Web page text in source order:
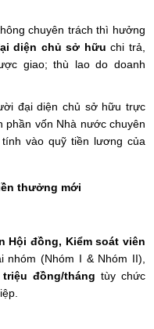
chuyên trách thì hưởng
diện chủ sở hữu chi trả,
giao; thù lao do doanh
đại diện chủ sở hữu trực
phần vốn Nhà nước chuyên
vào quỹ tiền lương của
thưởng mới
Hội đồng, Kiểm soát viên
nhóm (Nhóm I & Nhóm II),
đồng/tháng tùy chức